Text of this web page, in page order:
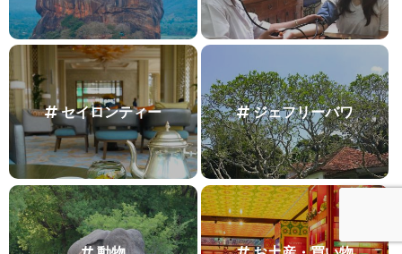
セイロンティー ジェフリーバワ